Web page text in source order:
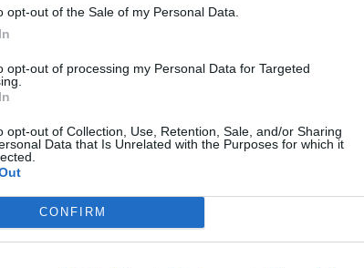
opt-out of the Sale of my Personal Data.
opt-out of processing my Personal Data for Targeted
opt-out of Collection, Use, Retention, Sale, and/or Sharing
Data that Is Unrelated with the Purposes for which it
CONFIRM
στο
νέα της ημέρας και ότι σου κάνει κλικ!
και στο Instagram
ΔΙΑΦΗΜΙΣΗ